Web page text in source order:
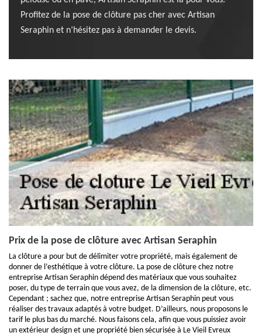
Profitez de la pose de clôture pas cher avec Artisan
Seraphin et n’hésitez pas à demander le devis.
Prix de la pose de clôture avec Artisan Seraphin
La clôture a pour but de délimiter votre propriété, mais également de
donner de l’esthétique à votre clôture. La pose de clôture chez notre
entreprise Artisan Seraphin dépend des matériaux que vous souhaitez
poser, du type de terrain que vous avez, de la dimension de la clôture, etc.
Cependant ; sachez que, notre entreprise Artisan Seraphin peut vous
réaliser des travaux adaptés à votre budget. D’ailleurs, nous proposons le
tarif le plus bas du marché. Nous faisons cela, afin que vous puissiez avoir
un extérieur design et une propriété bien sécurisée à Le Vieil Evreux